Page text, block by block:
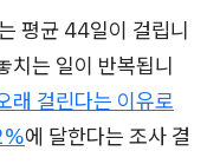
평균 44일이 걸립니
치는 일이 반복됩니
래 걸린다는 이유로
에 달한다는 조사 결